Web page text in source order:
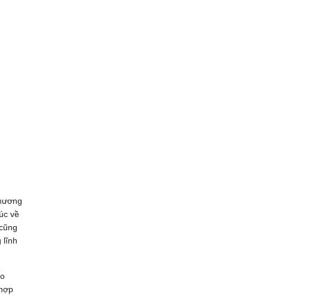
về
lĩnh